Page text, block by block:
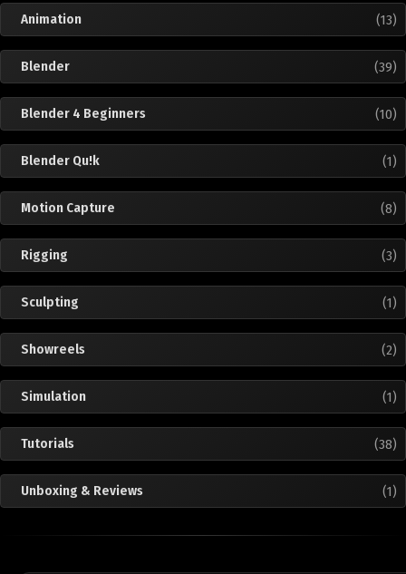
Animation (13)
Blender (39)
Blender 4 Beginners (10)
Blender Qu!k (1)
Motion Capture (8)
Rigging (3)
Sculpting (1)
Showreels (2)
Simulation (1)
Tutorials (38)
Unboxing & Reviews (1)